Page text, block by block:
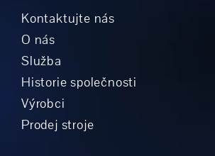
Kontaktujte nás
O nás
Služba
Historie společnosti
Výrobci
Prodej stroje